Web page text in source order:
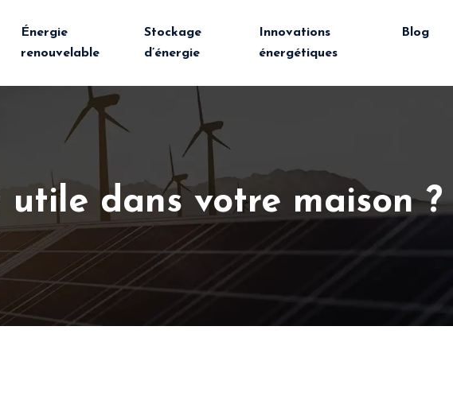
Énergie
renouvelable
Stockage
d’énergie
Innovations
énergétiques
Blog
utile dans votre maison ?